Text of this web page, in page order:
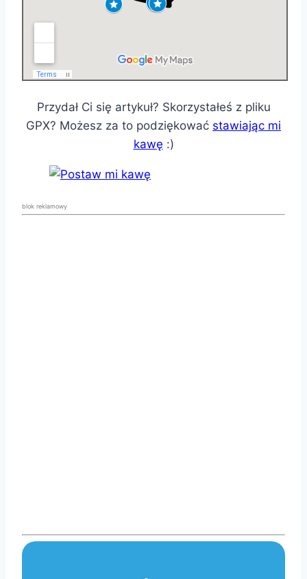
Przydał Ci się artykuł? Skorzystałeś z pliku
GPX? Możesz za to podziękować stawiając mi
kawę :)
blok reklamowy